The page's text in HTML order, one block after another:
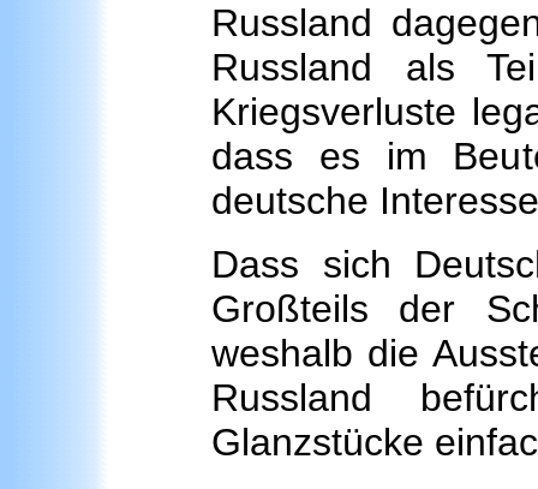
Russland
Russland als
Kriegsverluste
dass es im
deutsche
Dass sich
Großteils der
weshalb die
Russland
Glanzstücke